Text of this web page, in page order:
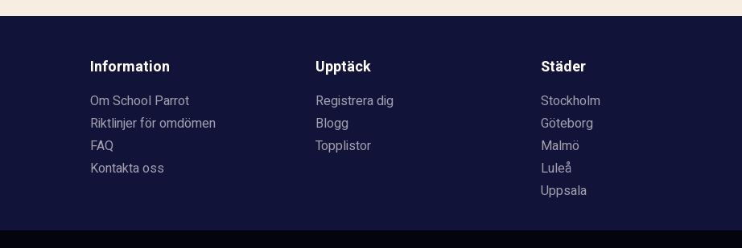
Information
Om School Parrot
Riktlinjer för omdömen
FAQ
Kontakta oss
Upptäck
Registrera dig
Blogg
Topplistor
Städer
Stockholm
Göteborg
Malmö
Luleå
Uppsala